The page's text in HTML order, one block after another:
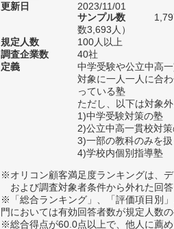
更新日
2023/11/01
サンプル数
数3,693人）
規定人数
100人以上
調査企業数
40社
定義
中学受験や公立中高
対象に一人一人に合
っている塾
ただし、以下は対象
1)中学受験対策の塾
2)公立中高一貫校対
3)一部の教科のみを
4)学校内個別指導塾
※オリコン顧客満足度ランキングは、
および調査対象者条件から外れた回答
※「総合ランキング」、「評価項目別
門においては有効回答者数が規定人数
※総合得点が60.0点以上で、他人に薦